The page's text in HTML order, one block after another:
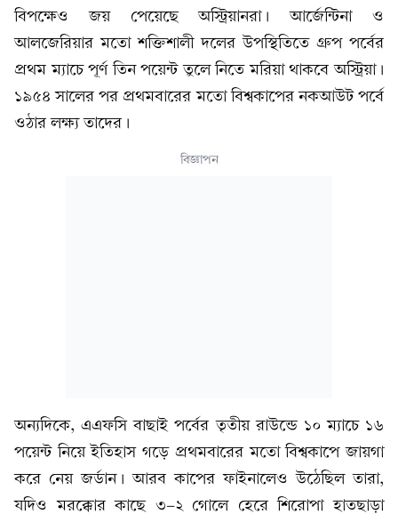
বিপক্ষেও জয় পেয়েছে অস্ট্রিয়ানরা। আর্জেন্টিনা ও
আলজেরিয়ার মতো শক্তিশালী দলের উপস্থিতিতে গ্রুপ পর্বের
প্রথম ম্যাচে পূর্ণ তিন পয়েন্ট তুলে নিতে মরিয়া থাকবে অস্ট্রিয়া।
১৯৫৪ সালের পর প্রথমবারের মতো বিশ্বকাপের নকআউট পর্বে
ওঠার লক্ষ্য তাদের।
বিজ্ঞাপন
অন্যদিকে, এএফসি বাছাই পর্বের তৃতীয় রাউন্ডে ১০ ম্যাচে ১৬
পয়েন্ট নিয়ে ইতিহাস গড়ে প্রথমবারের মতো বিশ্বকাপে জায়গা
করে নেয় জর্ডান। আরব কাপের ফাইনালেও উঠেছিল তারা,
যদিও মরক্কোর কাছে ৩-২ গোলে হেরে শিরোপা হাতছাড়া